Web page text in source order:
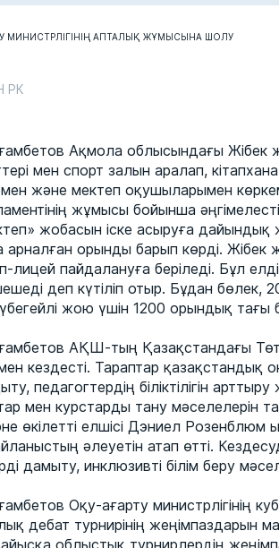
РК
Ақмола облысындағы Жібек
мен спорт залын аралап,
және мектеп оқушыларымен
жұмысы бойынша
жобасын іске асыруға
арналған орынды барып көрді.
лицей пайдалануға беріледі. Бұл
деп күтіліп отыр. Бұдан
жою үшін 1200 орындық тағы
АҚШ-тың Қазақстандағы
кездесті. Тараптар қазақстандық
педагогтердің біліктілігін
мен курстарды тану
өкілетті елшісі Дэниел Розенблюм
әлеуетін атап өтті.
дамыту, инклюзивті білім беру
Оқу-ағарту министрлігінің
дебат турнирінің жеңімпаздарын
облыстық турнирлердің